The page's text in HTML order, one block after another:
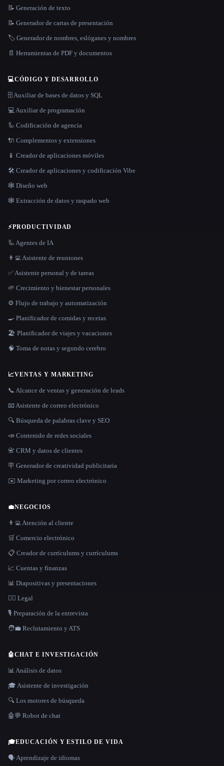
📝 Generación de texto
📝 Generador de cartas de presentación
🏷️ Generador de nombres, eslóganes y nombres
📄 Herramientas de PDF y documentos
💻CÓDIGO Y DESARROLLO
🗄️ Auxiliar de bases de datos y SQL
💻 Auxiliar de programación
🦾 Codificación de agencia
🔌 Complementos y extensiones
📱 Creador de aplicaciones móviles
🛠️ Creador de aplicaciones y codificación Vibe
🕸 Diseño web
🕸️ Extracción de datos y raspado web
⚡PRODUCTIVIDAD
🦾 Agentes de IA
👨‍💻 Asistente de reuniones
✅ Asistente personal y de tareas
🌱 Crecimiento y bienestar personales
⚙️ Flujo de trabajo y automatización
🍳 Planificador de comidas y recetas
🏖 Planificador de viajes y vacaciones
🧠 Toma de notas y segundo cerebro
📈VENTAS Y MARKETING
📞 Alcance de ventas y generación de leads
📧 Asistente de correo electrónico
🔍 Búsqueda de palabras clave y SEO
📣 Contenido de redes sociales
📇 CRM y datos de clientes
🪧 Generador de creatividad publicitaria
✉️ Marketing por correo electrónico
💼NEGOCIOS
👨‍💻 Atención al cliente
🛒 Comercio electrónico
📋 Creador de currículums y currículums
📈 Cuentas y finanzas
📊 Diapositivas y presentaciones
👩‍⚖️ Legal
🎙️ Preparación de la entrevista
🧑‍💼 Reclutamiento y ATS
🤖CHAT E INVESTIGACIÓN
📊 Análisis de datos
🎓 Asistente de investigación
🔍 Los motores de búsqueda
🤖💬 Robot de chat
🎓EDUCACIÓN Y ESTILO DE VIDA
🗣️ Aprendizaje de idiomas